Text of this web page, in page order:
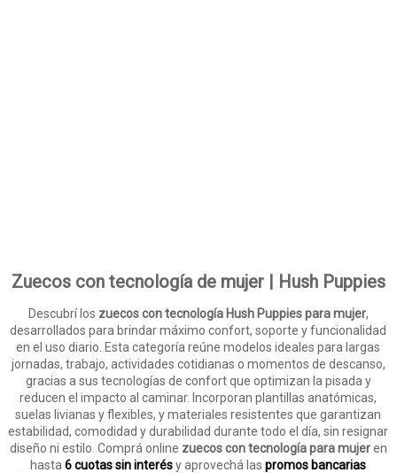
Zuecos con tecnología de mujer | Hush Puppies
Descubrí los zuecos con tecnología Hush Puppies para mujer,
desarrollados para brindar máximo confort, soporte y funcionalidad
en el uso diario. Esta categoría reúne modelos ideales para largas
jornadas, trabajo, actividades cotidianas o momentos de descanso,
gracias a sus tecnologías de confort que optimizan la pisada y
reducen el impacto al caminar. Incorporan plantillas anatómicas,
suelas livianas y flexibles, y materiales resistentes que garantizan
estabilidad, comodidad y durabilidad durante todo el día, sin resignar
diseño ni estilo. Comprá online zuecos con tecnología para mujeren
hasta6 cuotas sin interésy aprovechá laspromos bancarias